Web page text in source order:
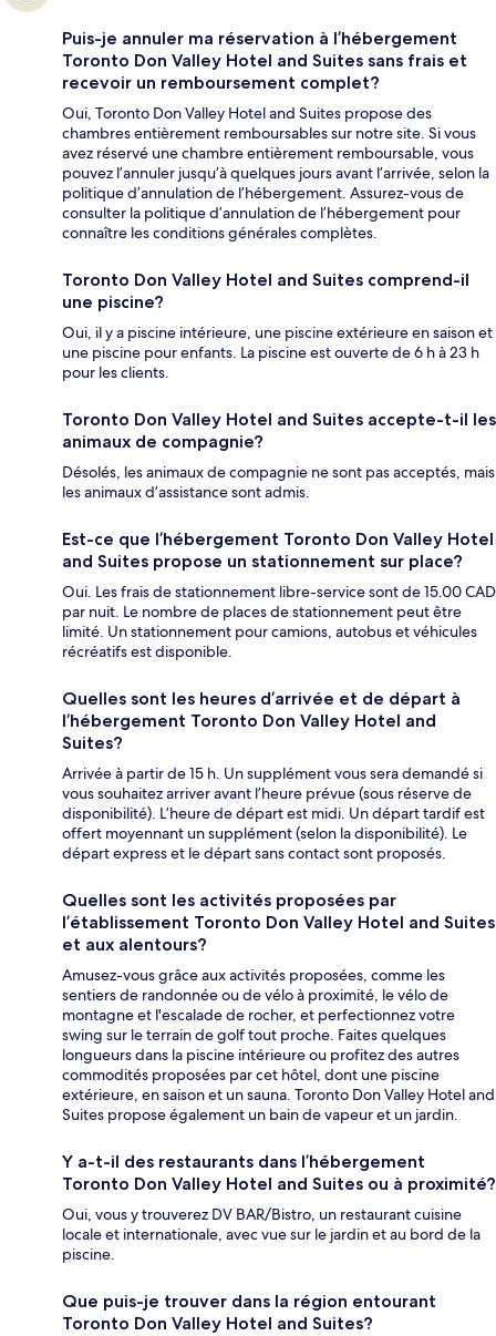
Puis-je annuler ma réservation à l’hébergement
Toronto Don Valley Hotel and Suites sans frais et
recevoir un remboursement complet?
Oui, Toronto Don Valley Hotel and Suites propose des
chambres entièrement remboursables sur notre site. Si vous
avez réservé une chambre entièrement remboursable, vous
pouvez l’annuler jusqu’à quelques jours avant l’arrivée, selon la
politique d’annulation de l’hébergement. Assurez-vous de
consulter la politique d’annulation de l’hébergement pour
connaître les conditions générales complètes.
Toronto Don Valley Hotel and Suites comprend-il
une piscine?
Oui, il y a piscine intérieure, une piscine extérieure en saison et
une piscine pour enfants. La piscine est ouverte de 6 h à 23 h
pour les clients.
Toronto Don Valley Hotel and Suites accepte-t-il les
animaux de compagnie?
Désolés, les animaux de compagnie ne sont pas acceptés, mais
les animaux d’assistance sont admis.
Est-ce que l’hébergement Toronto Don Valley Hotel
and Suites propose un stationnement sur place?
Oui. Les frais de stationnement libre-service sont de 15.00 CAD
par nuit. Le nombre de places de stationnement peut être
limité. Un stationnement pour camions, autobus et véhicules
récréatifs est disponible.
Quelles sont les heures d’arrivée et de départ à
l’hébergement Toronto Don Valley Hotel and
Suites?
Arrivée à partir de 15 h. Un supplément vous sera demandé si
vous souhaitez arriver avant l’heure prévue (sous réserve de
disponibilité). L’heure de départ est midi. Un départ tardif est
offert moyennant un supplément (selon la disponibilité). Le
départ express et le départ sans contact sont proposés.
Quelles sont les activités proposées par
l’établissement Toronto Don Valley Hotel and Suites
et aux alentours?
Amusez-vous grâce aux activités proposées, comme les
sentiers de randonnée ou de vélo à proximité, le vélo de
montagne et l'escalade de rocher, et perfectionnez votre
swing sur le terrain de golf tout proche. Faites quelques
longueurs dans la piscine intérieure ou profitez des autres
commodités proposées par cet hôtel, dont une piscine
extérieure, en saison et un sauna. Toronto Don Valley Hotel and
Suites propose également un bain de vapeur et un jardin.
Y a-t-il des restaurants dans l’hébergement
Toronto Don Valley Hotel and Suites ou à proximité?
Oui, vous y trouverez DV BAR/Bistro, un restaurant cuisine
locale et internationale, avec vue sur le jardin et au bord de la
piscine.
Que puis-je trouver dans la région entourant
Toronto Don Valley Hotel and Suites?